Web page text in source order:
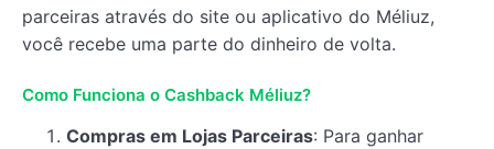
parceiras através do site ou aplicativo do Méliuz,
você recebe uma parte do dinheiro de volta.
Como Funciona o Cashback Méliuz?
Compras em Lojas Parceiras: Para ganhar